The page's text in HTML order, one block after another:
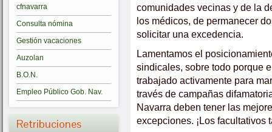
cfnavarra
Consulta nómina
Gestión vacaciones
Auzolan
B.O.N.
Empleo Público Gob. Nav.
Retribuciones
comunidades vecinas y de la
los médicos, de permanecer
solicitar una excedencia.
Lamentamos el
sindicales, sobre todo porque
trabajado activamente para
través de campañas
Navarra deben tener las
excepciones. ¡Los facultativos